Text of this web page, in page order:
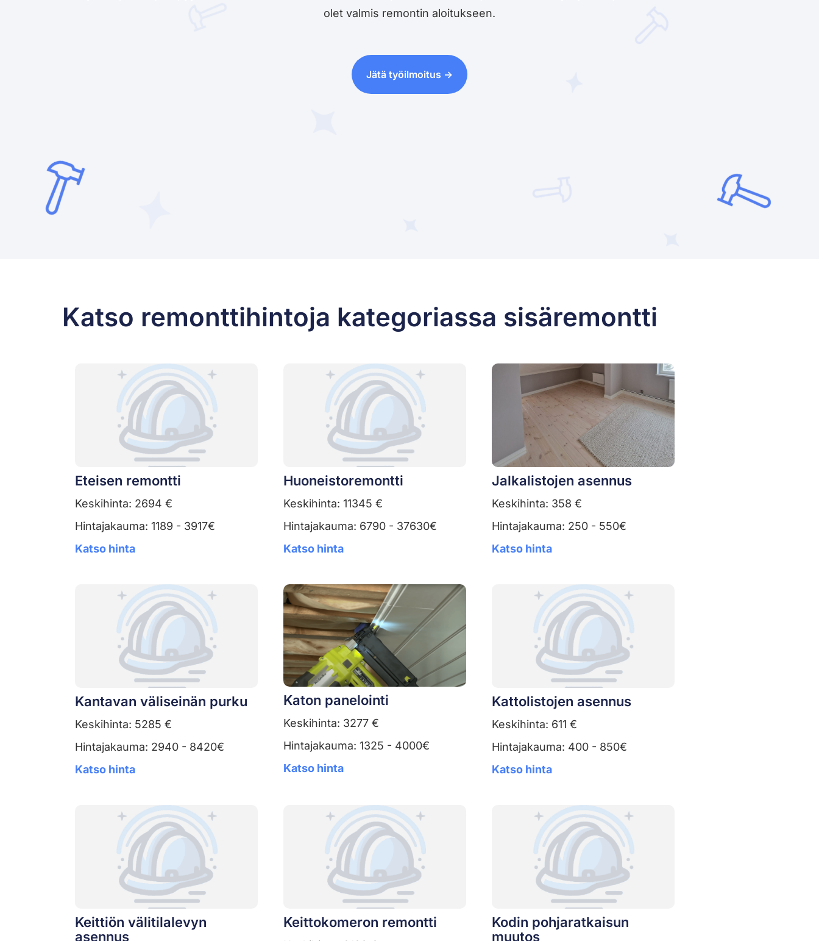
olet valmis remontin aloitukseen.
Jätä työilmoitus ->
Katso remonttihintoja kategoriassa sisäremontti
Eteisen remontti
Keskihinta: 2694 €
Hintajakauma: 1189 - 3917€
Katso hinta
Huoneistoremontti
Keskihinta: 11345 €
Hintajakauma: 6790 - 37630€
Katso hinta
Jalkalistojen asennus
Keskihinta: 358 €
Hintajakauma: 250 - 550€
Katso hinta
Kantavan väliseinän purku
Keskihinta: 5285 €
Hintajakauma: 2940 - 8420€
Katso hinta
Katon panelointi
Keskihinta: 3277 €
Hintajakauma: 1325 - 4000€
Katso hinta
Kattolistojen asennus
Keskihinta: 611 €
Hintajakauma: 400 - 850€
Katso hinta
Keittiön välitilalevyn
asennus
Keittokomeron remontti
Kodin pohjaratkaisun
muutos